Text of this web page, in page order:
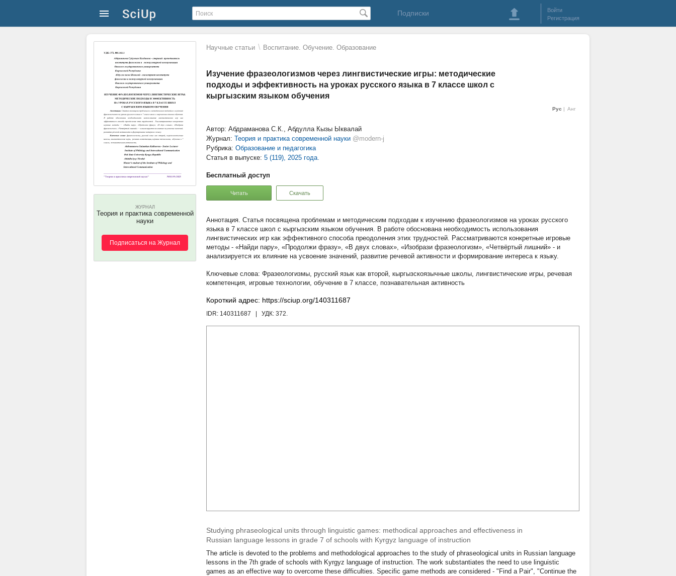
Подписки
Войти
Регистрация
Научные статьи \ Воспитание. Обучение. Образование
Изучение фразеологизмов через лингвистические игры: методические
подходы и эффективность на уроках русского языка в 7 классе школ с
кыргызским языком обучения
Рус Анг
ЖУРНАЛ
Теория и практика современной
науки
Подписаться на Журнал
Автор: Абдраманова С.К., Абдулла Кызы Ыквалай
Журнал: Теория и практика современной науки @modern-j
Рубрика: Образование и педагогика
Статья в выпуске: 5 (119), 2025 года.
Бесплатный доступ
Читать Скачать
Статья посвящена проблемам и методическим подходам к изучению фразеологизмов на уроках русского
языка в 7 классе школ с кыргызским языком обучения. В работе обоснована необходимость использования
лингвистических игр как эффективного способа преодоления этих трудностей. Рассматриваются конкретные игровые
методы - «Найди пару», «Продолжи фразу», «В двух словах», «Изобрази фразеологизм», «Четвёртый лишний» - и
анализируется их влияние на усвоение значений, развитие речевой активности и формирование интереса к языку.
Фразеологизмы, русский язык как второй, кыргызскоязычные школы, лингвистические игры, речевая
компетенция, игровые технологии, обучение в 7 классе, познавательная активность
Короткий адрес: https://sciup.org/140311687
IDR: 140311687 | УДК: 372.
Studying phraseological units through linguistic games: methodical approaches and effectiveness in
Russian language lessons in grade 7 of schools with Kyrgyz language of instruction
The article is devoted to the problems and methodological approaches to the study of phraseological units in Russian language
lessons in the 7th grade of schools with Kyrgyz language of instruction. The work substantiates the need to use linguistic
games as an effective way to overcome these difficulties. Specific game methods are considered - "Find a Pair", "Continue the